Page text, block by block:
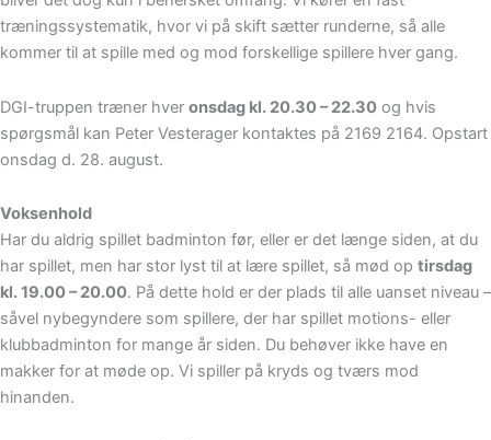
træningssystematik, hvor vi på skift sætter runderne, så alle
kommer til at spille med og mod forskellige spillere hver gang.
DGI-truppen træner hver onsdag kl. 20.30 – 22.30 og hvis
spørgsmål kan Peter Vesterager kontaktes på 2169 2164. Opstart
onsdag d. 28. august.
Voksenhold
Har du aldrig spillet badminton før, eller er det længe siden, at du
har spillet, men har stor lyst til at lære spillet, så mød op tirsdag
kl. 19.00 – 20.00. På dette hold er der plads til alle uanset niveau –
såvel nybegyndere som spillere, der har spillet motions- eller
klubbadminton for mange år siden. Du behøver ikke have en
makker for at møde op. Vi spiller på kryds og tværs mod
hinanden.